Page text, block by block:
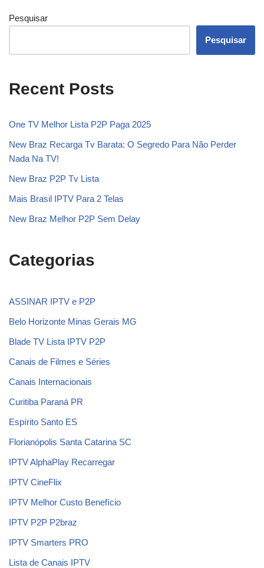
Pesquisar
Pesquisar
Recent Posts
One TV Melhor Lista P2P Paga 2025
New Braz Recarga Tv Barata: O Segredo Para Não Perder
Nada Na TV!
New Braz P2P Tv Lista
Mais Brasil IPTV Para 2 Telas
New Braz Melhor P2P Sem Delay
Categorias
ASSINAR IPTV e P2P
Belo Horizonte Minas Gerais MG
Blade TV Lista IPTV P2P
Canais de Filmes e Séries
Canais Internacionais
Curitiba Paraná PR
Espírito Santo ES
Florianópolis Santa Catarina SC
IPTV AlphaPlay Recarregar
IPTV CineFlix
IPTV Melhor Custo Benefício
IPTV P2P P2braz
IPTV Smarters PRO
Lista de Canais IPTV